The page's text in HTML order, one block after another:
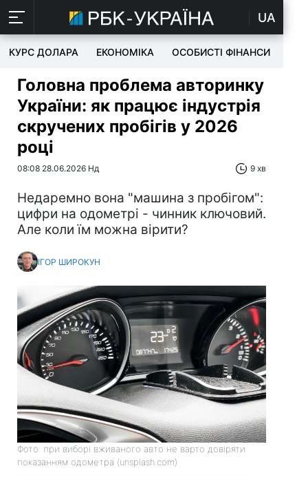
UA
КУРС ДОЛАРА ЕКОНОМІКА ОСОБИСТІ ФІНАНСИ
Головна проблема авторинку
України: як працює індустрія
скручених пробігів у 2026
році
08:08 28.06.2026 Нд 9 хв
Недаремно вона "машина з пробігом":
цифри на одометрі - чинник ключовий.
Але коли їм можна вірити?
ІГОР ШИРОКУН
Фото: при виборі вживаного авто не варто довіряти
показанням одометра (unsplash.com)